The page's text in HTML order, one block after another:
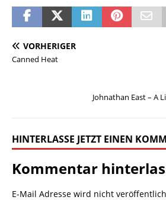
VORHERIGER
Canned Heat
Johnathan East – A
HINTERLASSE JETZT EINEN
Kommentar
E-Mail Adresse wird nicht